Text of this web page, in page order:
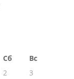
Сб
Вс
2
3